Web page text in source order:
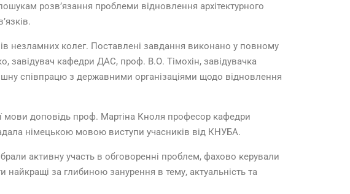
розв’язання проблеми відновлення архітектурного
незламних колег. Поставлені завдання виконано у повному
завідувач кафедри ДАС, проф. В.О. Тімохін, завідувачка
співпрацю з державними організаціями щодо відновлення
мови доповідь проф. Мартіна Кноля професор кафедри
німецькою мовою виступи учасників від КНУБА.
активну участь в обговоренні проблем, фахово керували
найкращі за глибиною занурення в тему, актуальність та